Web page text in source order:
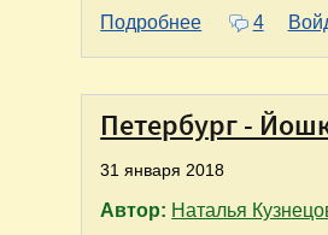
Подробнее о Гостевой
4
Петербург -
31 января 2018
Автор: Наталья